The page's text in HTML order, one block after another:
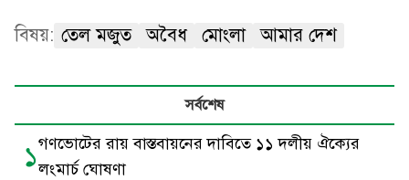
বিষয়: তেল মজুত অবৈধ মোংলা আমার দেশ
সর্বশেষ
১গণভোটের রায় বাস্তবায়নের দাবিতে ১১ দলীয় ঐক্যের
লংমার্চ ঘোষণা